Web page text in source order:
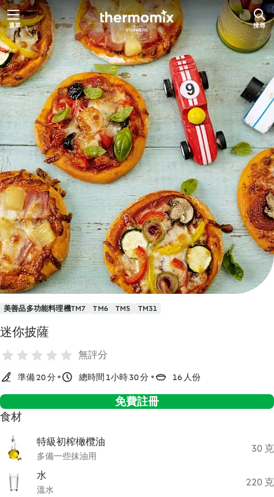
跳
至
主
要
內
容
選單 搜尋
美善品多功能料理機TM7 TM6 TM5 TM31
迷你披薩
無評分
準備 20 分 總時間 1小時 30 分 16 人份
免費註冊
食材
特級初榨橄欖油
多備一些抹油用
30 克
水
溫水
220 克